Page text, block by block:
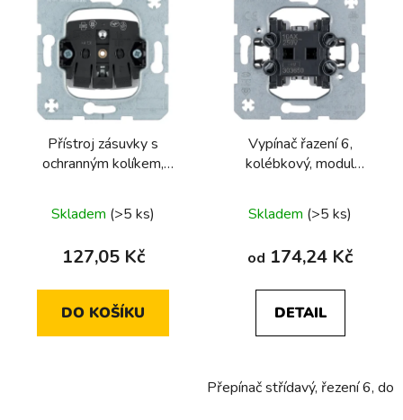
Přístroj zásuvky s
ochranným kolíkem,
hodnocení
produktu
5,0
z
Skladem (>5 ks)
127,05 Kč
DO KOŠÍKU
Vypínač řazení 6,
kolébkový, modul
Skladem (>5 ks)
od 174,24 Kč
DETAIL
Přepínač střídavý, řezení 6, do